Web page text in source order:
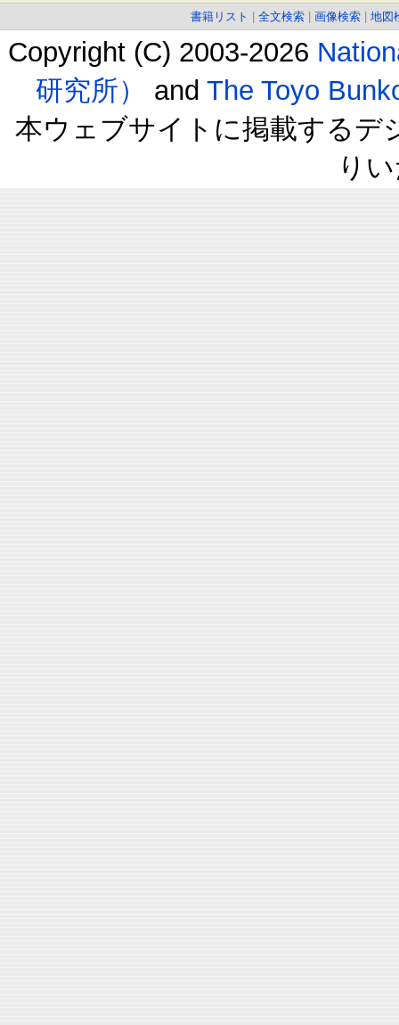
書籍リスト 全文検索 画像検索 地図
Copyright (C) 2003-2026
研究所）
and The Toyo
本ウェブサイトに掲載するデ
り